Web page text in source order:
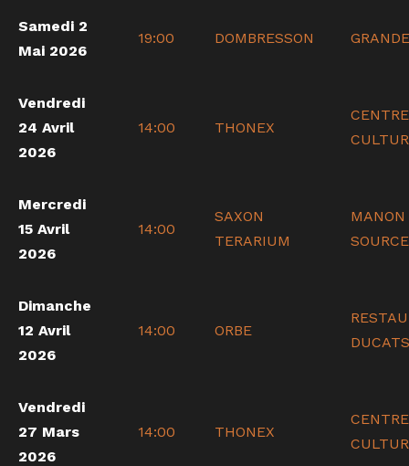
Samedi 2
Mai 2026
19:00 DOMBRESSON
Vendredi
24 Avril
2026
14:00 THONEX
CENTRE
Mercredi
15 Avril
2026
14:00
SAXON
TERARIUM
MANON
Dimanche
12 Avril
2026
14:00 ORBE
DUCATS
Vendredi
27 Mars
2026
14:00 THONEX
CENTRE